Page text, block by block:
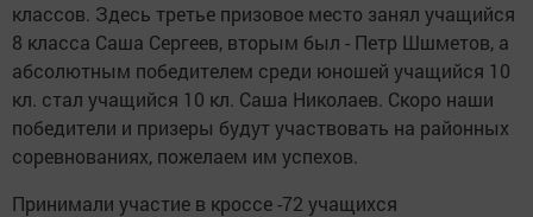
классов. Здесь третье призовое место занял учащийся
8 класса Саша Сергеев, вторым был - Петр Шшметов, а
абсолютным победителем среди юношей учащийся 10
кл. стал учащийся 10 кл. Саша Николаев. Скоро наши
победители и призеры будут участвовать на районных
соревнованиях, пожелаем им успехов.
Принимали участие в кроссе -72 учащихся